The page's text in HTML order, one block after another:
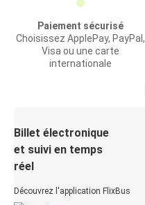
Paiement sécurisé
Choisissez ApplePay, PayPal,
Visa ou une carte
internationale
Billet électronique
et suivi en temps
réel
Découvrez l'application FlixBus